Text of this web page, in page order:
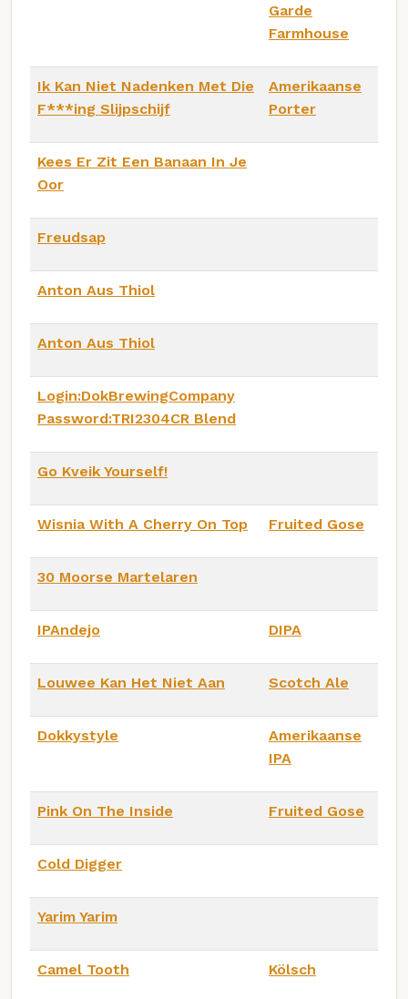
Garde
Farmhouse
Ik Kan Niet Nadenken Met Die
F***ing Slijpschijf
Amerikaanse
Porter
Kees Er Zit Een Banaan In Je
Oor
Freudsap
Anton Aus Thiol
Anton Aus Thiol
Login:DokBrewingCompany
Password:TRI2304CR Blend
Go Kveik Yourself!
Wisnia With A Cherry On Top Fruited Gose
30 Moorse Martelaren
IPAndejo DIPA
Louwee Kan Het Niet Aan Scotch Ale
Dokkystyle
Amerikaanse
IPA
Pink On The Inside Fruited Gose
Cold Digger
Yarim Yarim
Camel Tooth Kölsch